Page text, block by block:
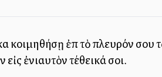
κοιμηθήσῃ ἐπὶ τὸ πλευρόν
ἐνιαυτὸν τέθεικά σοι.